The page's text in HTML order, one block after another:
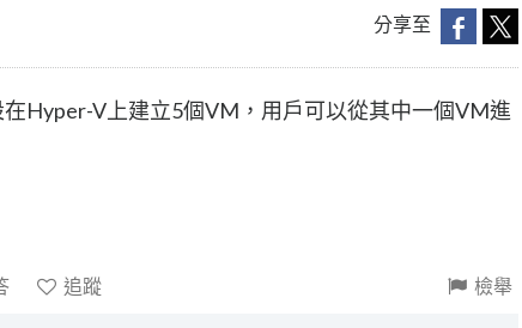
分享至
Hyper-V上建立5個VM，用戶可以從其中一個VM進
追蹤 檢舉